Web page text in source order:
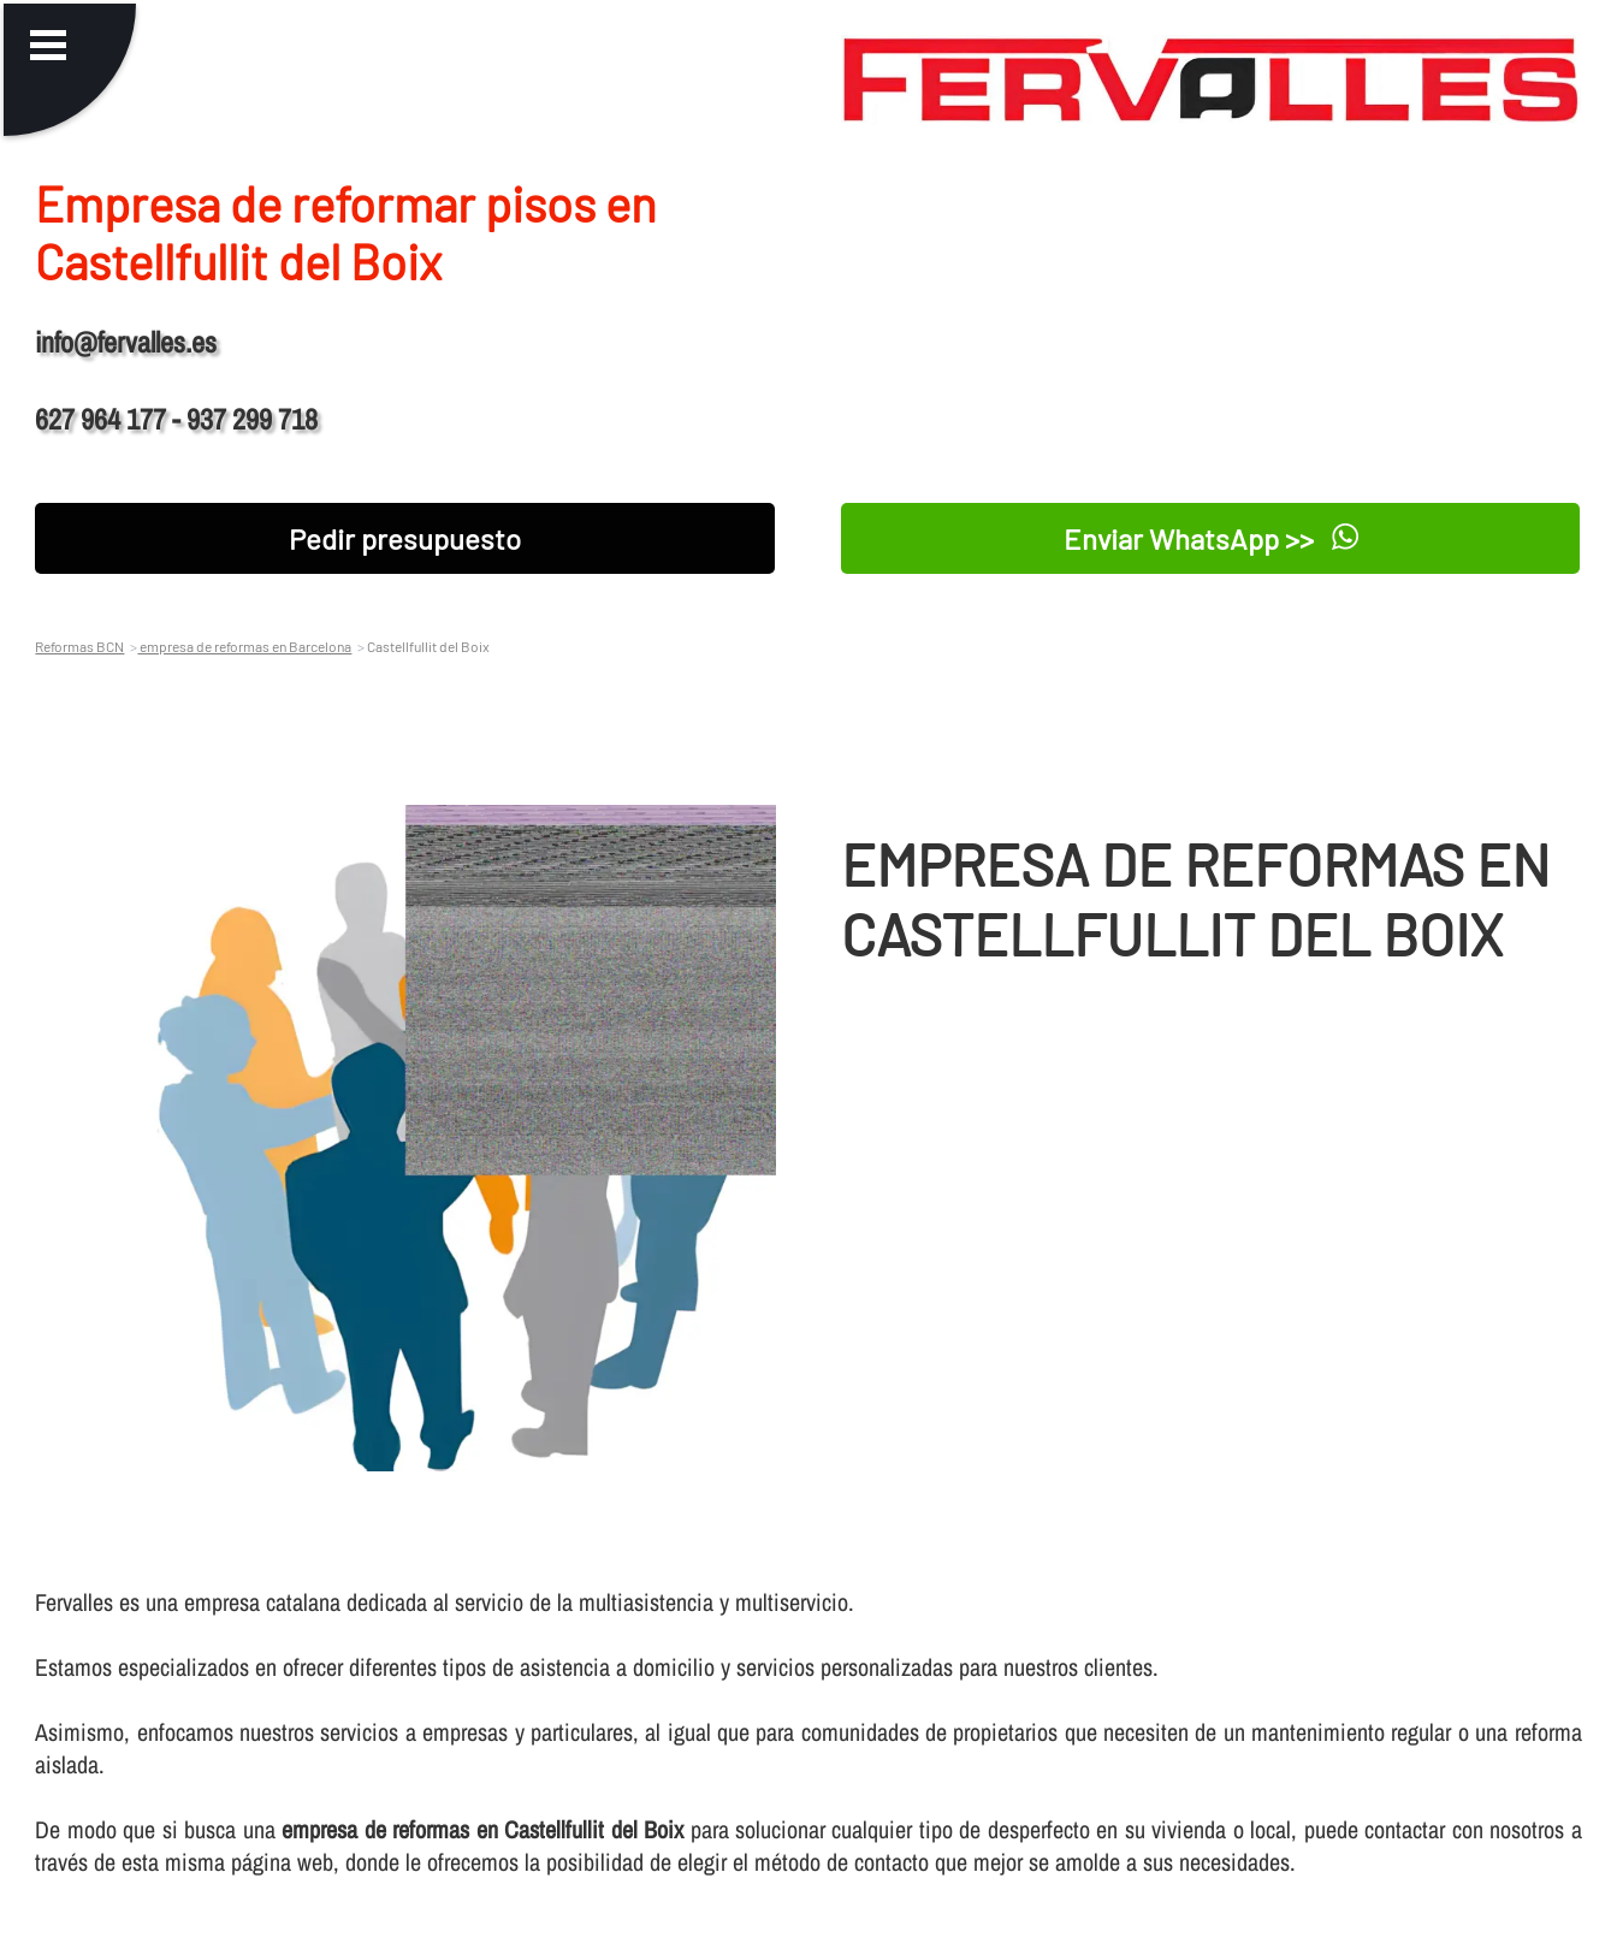
Empresa de reformar pisos en
Castellfullit del Boix
info@fervalles.es
627 964 177 - 937 299 718
Pedir presupuesto Enviar WhatsApp >>
Reformas BCN empresa de reformas en Barcelona Castellfullit del Boix
EMPRESA DE REFORMAS EN
CASTELLFULLIT DEL BOIX
Fervalles es una empresa catalana dedicada al servicio de la multiasistencia y multiservicio.
Estamos especializados en ofrecer diferentes tipos de asistencia a domicilio y servicios personalizadas para nuestros clientes.
Asimismo, enfocamos nuestros servicios a empresas y particulares, al igual que para comunidades de propietarios que necesiten de un mantenimiento regular o una reforma
aislada.
De modo que si busca unaempresa de reformas en Castellfullit del Boixpara solucionar cualquier tipo de desperfecto en su vivienda o local, puede contactar con nosotros a
través de esta misma página web, donde le ofrecemos la posibilidad de elegir el método de contacto que mejor se amolde a sus necesidades.